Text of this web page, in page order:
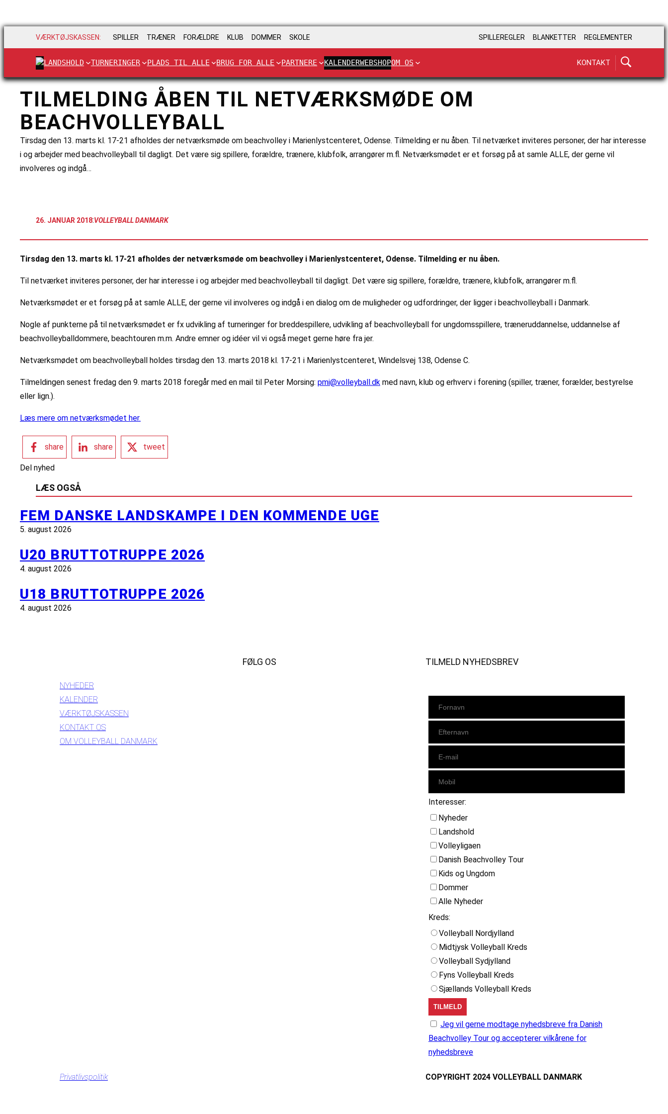
VÆRKTØJSKASSEN: SPILLER TRÆNER FORÆLDRE KLUB DOMMER SKOLE SPILLEREGLER BLANKETTER REGLEMENTER
LANDSHOLD TURNERINGER PLADS TIL ALLE BRUG FOR ALLE PARTNERE KALENDERWEBSHOPOM OS KONTAKT
TILMELDING ÅBEN TIL NETVÆRKSMØDE OM
BEACHVOLLEYBALL
Tirsdag den 13. marts kl. 17-21 afholdes der netværksmøde om beachvolley i Marienlystcenteret, Odense. Tilmelding er nu åben. Til netværket inviteres personer, der har interesse
i og arbejder med beachvolleyball til dagligt. Det være sig spillere, forældre, trænere, klubfolk, arrangører m.fl. Netværksmødet er et forsøg på at samle ALLE, der gerne vil
involveres og indgå…
26. JANUAR 2018:VOLLEYBALL DANMARK
Tirsdag den 13. marts kl. 17-21 afholdes der netværksmøde om beachvolley i Marienlystcenteret, Odense. Tilmelding er nu åben.
Til netværket inviteres personer, der har interesse i og arbejder med beachvolleyball til dagligt. Det være sig spillere, forældre, trænere, klubfolk, arrangører m.fl.
Netværksmødet er et forsøg på at samle ALLE, der gerne vil involveres og indgå i en dialog om de muligheder og udfordringer, der ligger i beachvolleyball i Danmark.
Nogle af punkterne på til netværksmødet er fx udvikling af turneringer for breddespillere, udvikling af beachvolleyball for ungdomsspillere, træneruddannelse, uddannelse af
beachvolleyballdommere, beachtouren m.m. Andre emner og idéer vil vi også meget gerne høre fra jer.
Netværksmødet om beachvolleyball holdes tirsdag den 13. marts 2018 kl. 17-21 i Marienlystcenteret, Windelsvej 138, Odense C.
Tilmeldingen senest fredag den 9. marts 2018 foregår med en mail til Peter Morsing: pmi@volleyball.dk med navn, klub og erhverv i forening (spiller, træner, forælder, bestyrelse
eller lign.).
Læs mere om netværksmødet her.
share share tweet
Del nyhed
LÆS OGSÅ
FEM DANSKE LANDSKAMPE I DEN KOMMENDE UGE
5. august 2026
U20 BRUTTOTRUPPE 2026
4. august 2026
U18 BRUTTOTRUPPE 2026
4. august 2026
NYHEDER
KALENDER
VÆRKTØJSKASSEN
KONTAKT OS
OM VOLLEYBALL DANMARK
FØLG OS TILMELD NYHEDSBREV
Interesser:
Nyheder
Landshold
Volleyligaen
Danish Beachvolley Tour
Kids og Ungdom
Dommer
Alle Nyheder
Kreds:
Volleyball Nordjylland
Midtjysk Volleyball Kreds
Volleyball Sydjylland
Fyns Volleyball Kreds
Sjællands Volleyball Kreds
Jeg vil gerne modtage nyhedsbreve fra Danish
Beachvolley Tour og accepterer vilkårene for
nyhedsbreve
Privatlivspolitik COPYRIGHT 2024 VOLLEYBALL DANMARK